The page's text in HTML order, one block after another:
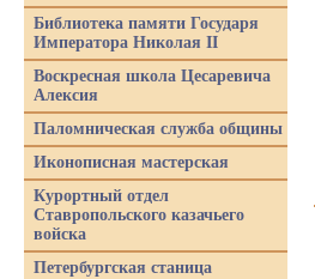
Библиотека памяти Государя
Императора Николая II
Воскресная школа Цесаревича
Алексия
Паломническая служба общины
Иконописная мастерская
Курортный отдел
Ставропольского казачьего
войска
Петербургская станица